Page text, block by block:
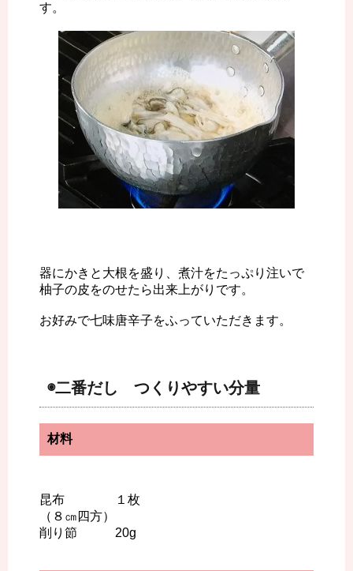
す。
器にかきと大根を盛り、煮汁をたっぷり注いで
柚子の皮をのせたら出来上がりです。
お好みで七味唐辛子をふっていただきます。
◉二番だし つくりやすい分量
材料
昆布 １枚
（８㎝四方）
削り節 20g